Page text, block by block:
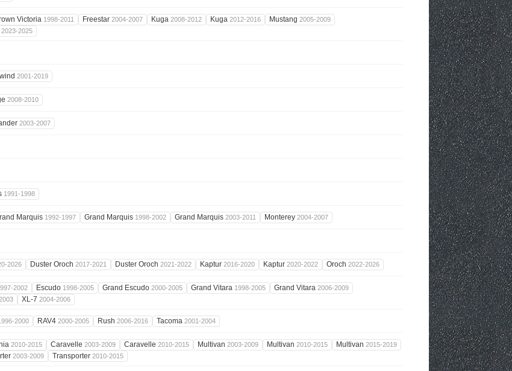
Victoria 1998-2011 Freestar 2004-2007 Kuga 2008-2012 Kuga 2012-2016 Mustang 2005-2009
2023-2025
2001-2019
2008-2010
2003-2007
1991-1998
Marquis 1992-1997 Grand Marquis 1998-2002 Grand Marquis 2003-2011 Monterey 2004-2007
2026 Duster Oroch 2017-2021 Duster Oroch 2021-2022 Kaptur 2016-2020 Kaptur 2020-2022 Oroch 2022-2026
2002 Escudo 1998-2005 Grand Escudo 2000-2005 Grand Vitara 1998-2005 Grand Vitara 2006-2009
XL-7 2004-2006
2000 RAV4 2000-2005 Rush 2006-2016 Tacoma 2001-2004
2010-2015 Caravelle 2003-2009 Caravelle 2010-2015 Multivan 2003-2009 Multivan 2010-2015 Multivan 2015-2019
2003-2009 Transporter 2010-2015